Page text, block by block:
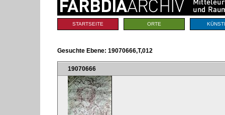
Sektionen
STARTSEITE ORTE
Gesuchte Ebene: 19070666,T,012
19070666